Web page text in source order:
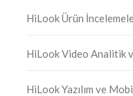
HiLook Ürün
HiLook Video Analitik
HiLook Yazılım ve